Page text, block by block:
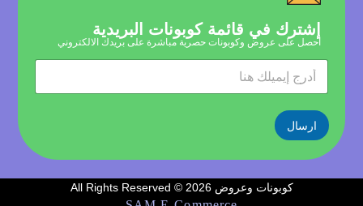
إشترك في قائمة كوبونات البريدية
احصل على عروض وكوبونات حصرية مباشرة على بريدك الالكتروني
ا
إ
م
ي
ل
ا
ي
م
ي
ارسال
كوبونات وعروض 2026 © All Rights Reserved